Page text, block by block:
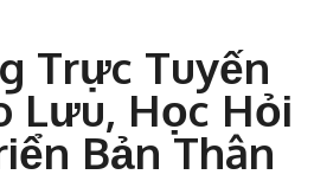
Trực Tuyến
Lưu, Học Hỏi
Bản Thân